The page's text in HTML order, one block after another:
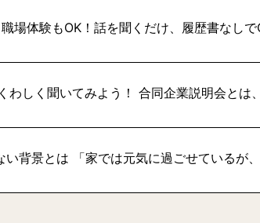
場体験もOK！話を聞くだけ、履歴書なし
わしく聞いてみよう！ 合同企業説明会とは
い背景とは 「家では元気に過ごせているが